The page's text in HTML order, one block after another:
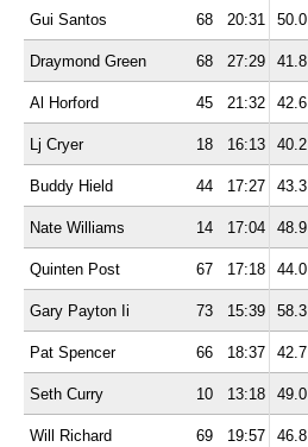
Gui Santos 68 20:31 50.0
Draymond Green 68 27:29 41.8
Al Horford 45 21:32 42.6
Lj Cryer 18 16:13 40.2
Buddy Hield 44 17:27 43.3
Nate Williams 14 17:04 48.9
Quinten Post 67 17:18 44.0
Gary Payton Ii 73 15:39 58.3
Pat Spencer 66 18:37 42.7
Seth Curry 10 13:18 49.0
Will Richard 69 19:57 46.8